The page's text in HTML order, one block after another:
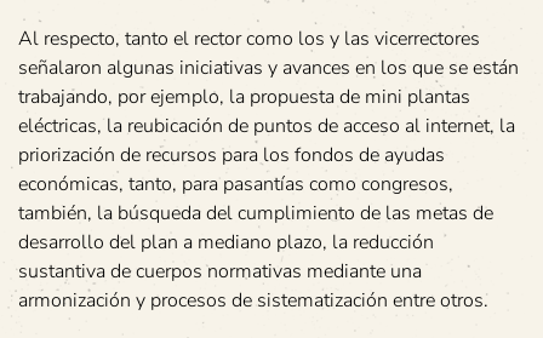
Al respecto, tanto el rector como los y las vicerrectores
señalaron algunas iniciativas y avances en los que se están
trabajando, por ejemplo, la propuesta de mini plantas
eléctricas, la reubicación de puntos de acceso al internet, la
priorización de recursos para los fondos de ayudas
económicas, tanto, para pasantías como congresos,
también, la búsqueda del cumplimiento de las metas de
desarrollo del plan a mediano plazo, la reducción
sustantiva de cuerpos normativas mediante una
armonización y procesos de sistematización entre otros.